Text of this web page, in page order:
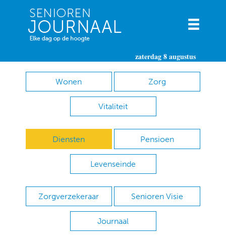
zaterdag 8 augustus
Wonen Zorg
Vitaliteit
Diensten Pensioen
Levenseinde
Zorgverzekeraar Senioren Visie
Journaal